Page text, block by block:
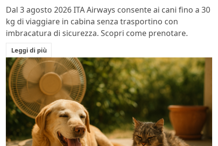
Dal 3 agosto 2026 ITA Airways consente ai cani fino a 30
kg di viaggiare in cabina senza trasportino con
imbracatura di sicurezza. Scopri come prenotare.
Leggi di più